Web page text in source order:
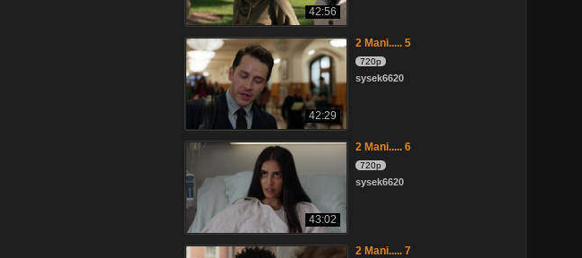
42:56
42:29
2 Mani..... 5
720p
sysek6620
43:02
2 Mani..... 6
720p
sysek6620
2 Mani..... 7